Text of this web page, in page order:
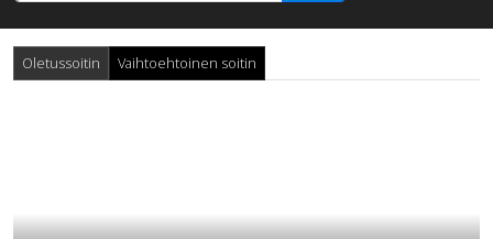
Oletussoitin Vaihtoehtoinen soitin